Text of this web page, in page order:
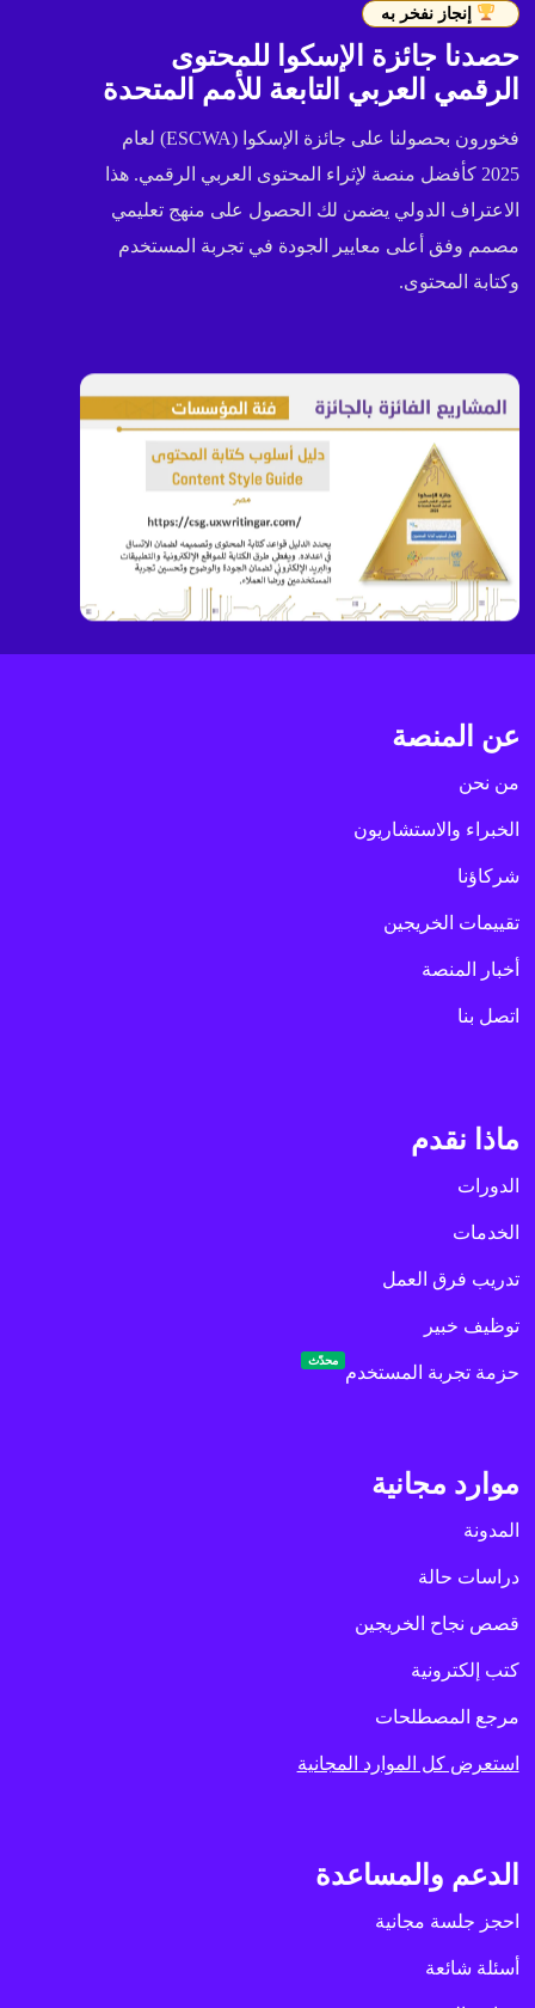
إنجاز نفخر به
حصدنا جائزة الإسكوا للمحتوى
الرقمي العربي التابعة للأمم المتحدة
فخورون بحصولنا على جائزة الإسكوا (ESCWA) لعام
2025 كأفضل منصة لإثراء المحتوى العربي الرقمي. هذا
الاعتراف الدولي يضمن لك الحصول على منهج تعليمي
مصمم وفق أعلى معايير الجودة في تجربة المستخدم
وكتابة المحتوى.
عن المنصة
من نحن
الخبراء والاستشاريون
شركاؤنا
تقييمات الخريجين
أخبار المنصة
اتصل بنا
ماذا نقدم
الدورات
الخدمات
تدريب فرق العمل
توظيف خبير
حزمة تجربة المستخدم
محدّث
موارد مجانية
المدونة
دراسات حالة
قصص نجاح الخريجين
كتب إلكترونية
مرجع المصطلحات
استعرض كل الموارد المجانية
الدعم والمساعدة
احجز جلسة مجانية
أسئلة شائعة